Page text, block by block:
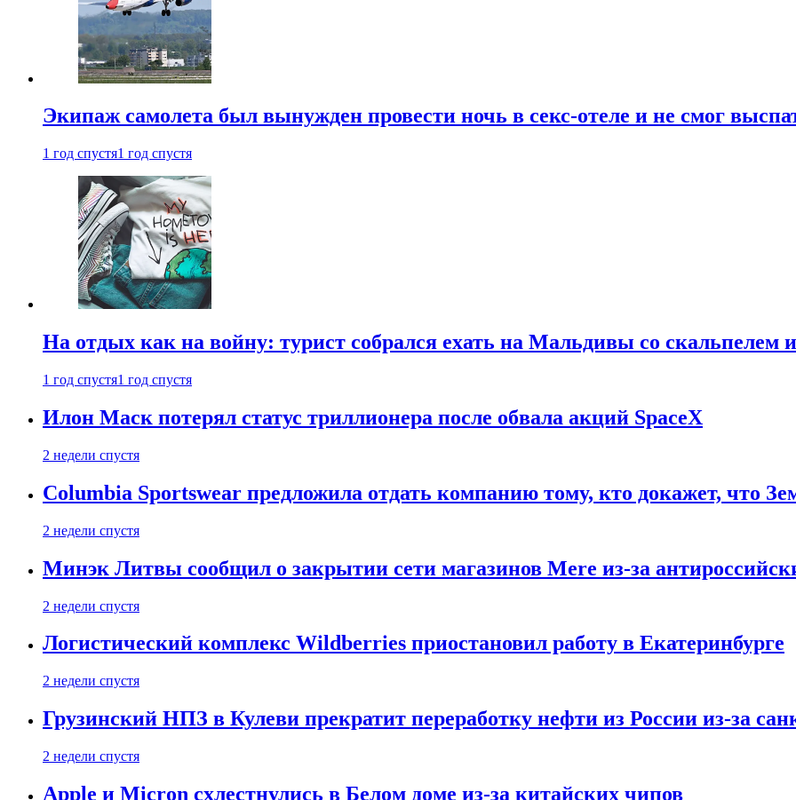
Экипаж самолета был вынужден провести ночь в секс-отеле и не смог
1 год спустя1 год спустя
На отдых как на войну: турист собрался ехать на Мальдивы со скальпелем
1 год спустя1 год спустя
Илон Маск потерял статус триллионера после обвала акций SpaceX
2 недели спустя
Columbia Sportswear предложила отдать компанию тому, кто докажет, что
2 недели спустя
Минэк Литвы сообщил о закрытии сети магазинов Mere из-за
2 недели спустя
Логистический комплекс Wildberries приостановил работу в Екатеринбурге
2 недели спустя
Грузинский НПЗ в Кулеви прекратит переработку нефти из России из-за
2 недели спустя
Apple и Micron схлестнулись в Белом доме из-за китайских чипов